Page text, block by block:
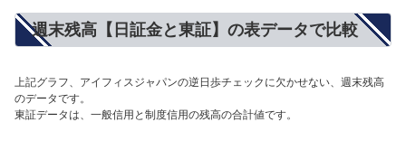
週末残高【日証金と東証】の表データで比較
上記グラフ、アイフィスジャパンの逆日歩チェックに欠かせない、週末残高
のデータです。
東証データは、一般信用と制度信用の残高の合計値です。